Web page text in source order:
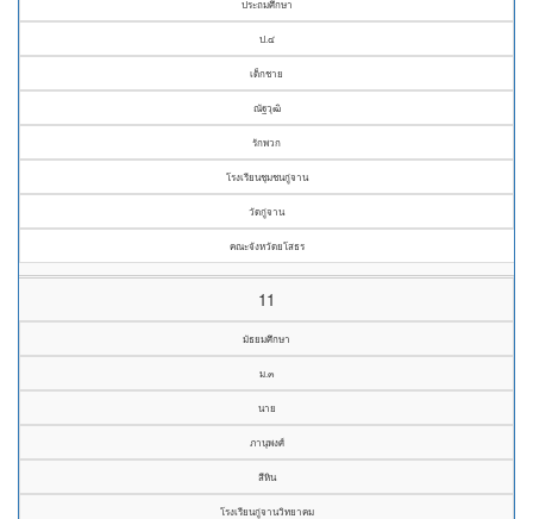
ประถมศึกษา
ป.๔
เด็กชาย
ณัฐวุฒิ
รักพวก
โรงเรียนชุมชนกู่จาน
วัดกู่จาน
คณะจังหวัดยโสธร
11
มัธยมศึกษา
ม.๓
นาย
ภานุพงศ์
สีหิน
โรงเรียนกู่จานวิทยาคม